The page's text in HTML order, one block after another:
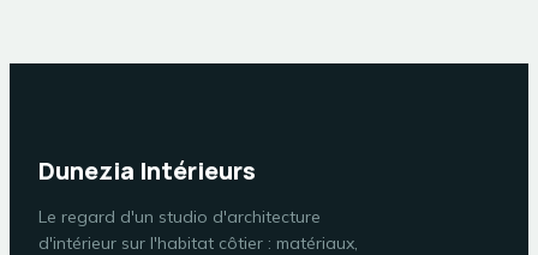
Dunezia Intérieurs
Le regard d'un studio d'architecture
d'intérieur sur l'habitat côtier : matériaux,